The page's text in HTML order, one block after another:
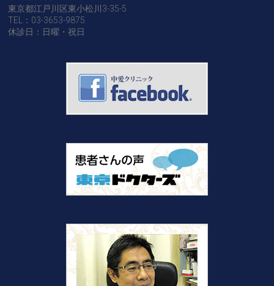
東京都江戸川区東小松川3-35-5
TEL：03-3653-9875
休診日：日曜・祝日